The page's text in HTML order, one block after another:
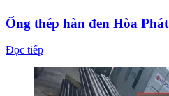
Ống thép hàn đen Hòa Phát
Đọc tiếp